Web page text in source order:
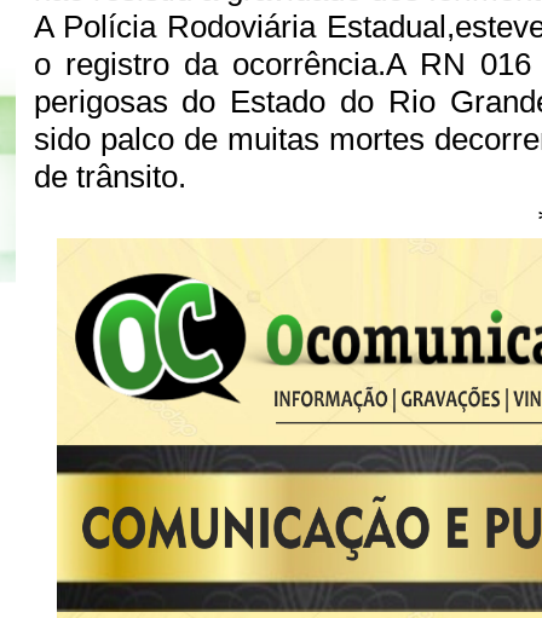
A Polícia Rodoviária
o registro da ocorrência.A RN
perigosas do Estado do Rio
sido palco de muitas mortes
de trânsito.